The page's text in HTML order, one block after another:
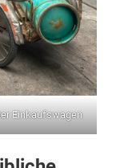
Einkaufswagen